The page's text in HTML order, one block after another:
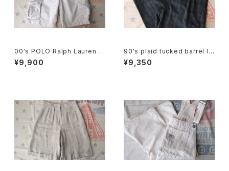
00's POLO Ralph Lauren b
eige cargo chino Shorts
¥9,900
90's plaid tucked barrel le
g Pants
¥9,350